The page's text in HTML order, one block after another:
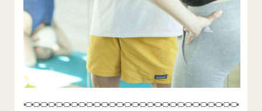
▪️□▪️□▪️□▪️□▪️□▪️□▪️□▪️□▪️□▪️□▪️□▪️□▪️□▪️□▪️□▪️□▪️□▪️□▪️□▪️□▪️□▪️□▪️□▪️□▪️□▪️□▪️□▪️□▪️